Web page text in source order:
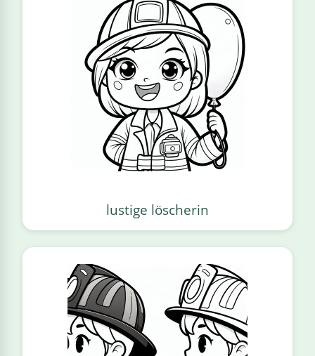
lustige löscherin